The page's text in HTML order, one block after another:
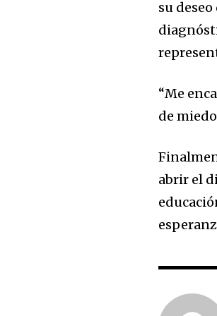
su
“Me
de
abrir el